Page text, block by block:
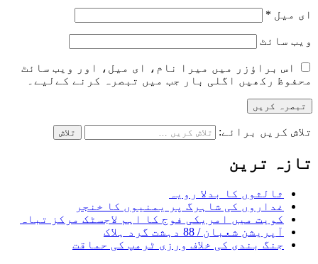
ای میل *
ویب‌ سائٹ
اس براؤزر میں میرا نام، ای میل، اور ویب سائٹ
محفوظ رکھیں اگلی بار جب میں تبصرہ کرنے کےلیے۔
تلاش کریں برائے:
تازہ ترین
ثالثوں کا بدلا رویہ
غداروں کی شاہرگ پر یمنیوں کا خنجر
کویت میں امریکی فوج کا اہم لاجسٹک مرکز تباہ
آپریشن شعبان / 88 دہشت گرد ہلاک
جنگ بندی کی خلاف ورزی ٹرمپ کی حماقت